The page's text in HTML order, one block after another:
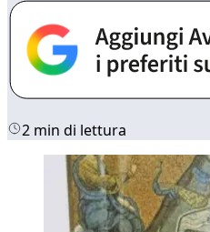
2 min di lettura